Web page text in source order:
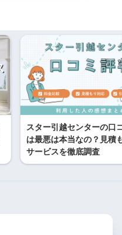
スター引越センターの口
は最悪は本当なの？見積
サービスを徹底調査